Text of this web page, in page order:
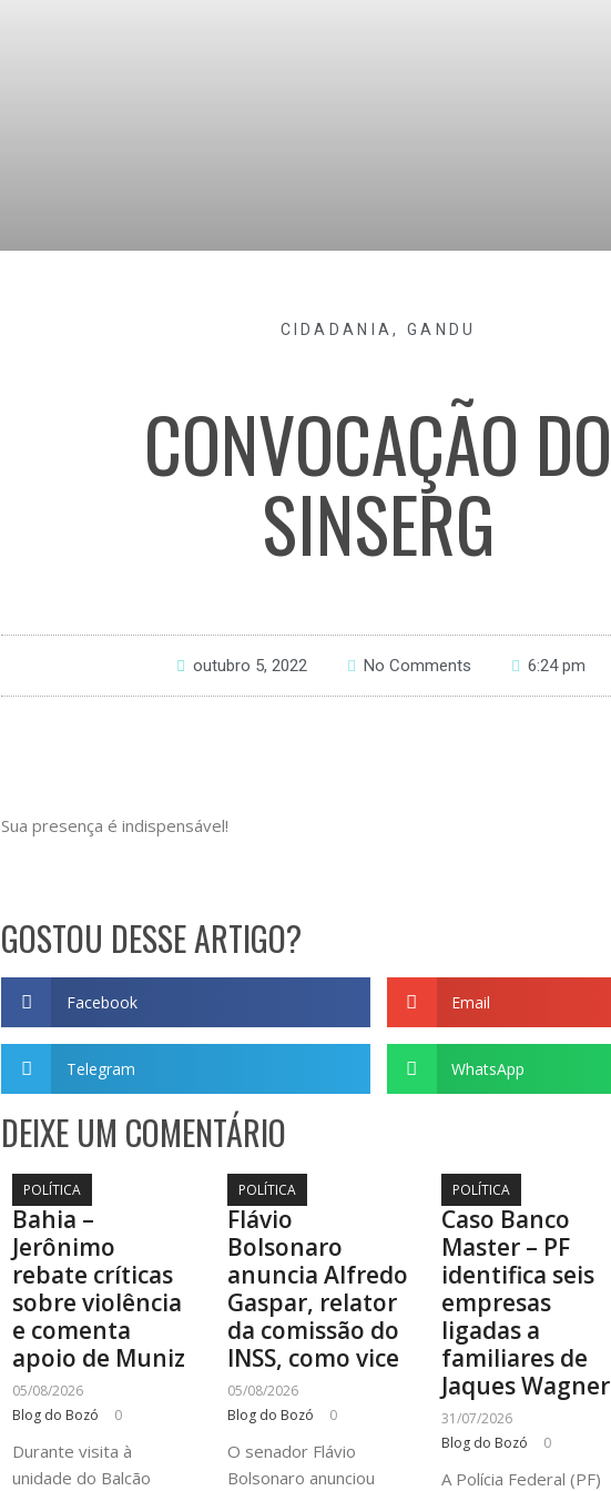
CIDADANIA, GANDU
CONVOCAÇÃO DO
SINSERG
outubro 5, 2022 No Comments 6:24 pm
Sua presença é indispensável!
GOSTOU DESSE ARTIGO?
Facebook Email
Telegram WhatsApp
DEIXE UM COMENTÁRIO
POLÍTICA
Bahia –
Jerônimo
rebate críticas
sobre violência
e comenta
apoio de Muniz
05/08/2026
Blog do Bozó
0
Durante visita à
unidade do Balcão
POLÍTICA
Flávio
Bolsonaro
anuncia Alfredo
Gaspar, relator
da comissão do
INSS, como vice
05/08/2026
Blog do Bozó
0
O senador Flávio
Bolsonaro anunciou
POLÍTICA
Caso Banco
Master – PF
identifica seis
empresas
ligadas a
familiares de
Jaques Wagner
31/07/2026
Blog do Bozó
0
A Polícia Federal (PF)